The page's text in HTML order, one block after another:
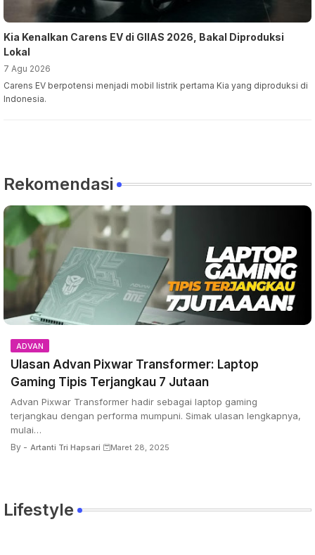
Kia Kenalkan Carens EV di GIIAS 2026, Bakal Diproduksi
Lokal
7 Agu 2026
Carens EV berpotensi menjadi mobil listrik pertama Kia yang diproduksi di
Indonesia.
Rekomendasi
ADVAN
Ulasan Advan Pixwar Transformer: Laptop
Gaming Tipis Terjangkau 7 Jutaan
Advan Pixwar Transformer hadir sebagai laptop gaming
terjangkau dengan performa mumpuni. Simak ulasan lengkapnya,
mulai…
By - Artanti Tri Hapsari Maret 28, 2025
Lifestyle